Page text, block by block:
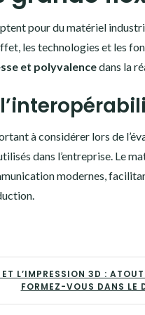
pour du matériel
les technologies et les
et polyvalencedans la
à considérer lors de
dans l’entreprise. Le
modernes,
L’IMPRESSION 3D :
FORMEZ-VOUS DANS LE